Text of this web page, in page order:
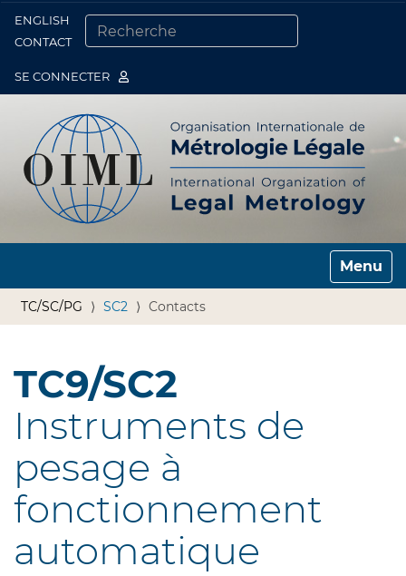
ENGLISH
CONTACT
SE CONNECTER
Toggle
TC/SC/PG SC2 Contacts
TC9/SC2
Instruments de
pesage à
fonctionnement
automatique